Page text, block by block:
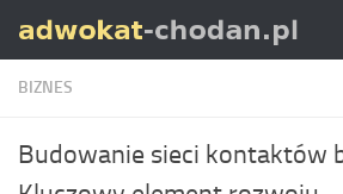
Skip to content
BIZNES
Budowanie sieci kontaktów